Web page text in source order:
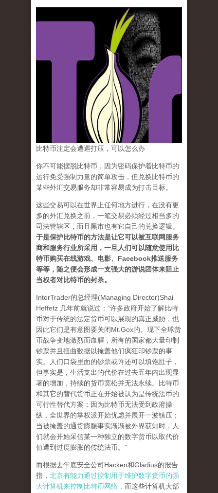
比特币注定会遭遇打压，可以怎么办
你不可能摆脱比特币，因为密码保护着比特币的
运行免受强制力量的简单攻击，但兑换比特币的
某些外汇交易服务却非常容易成为打击目标。
这些交易可以在世界上任何地方进行，在没有更
多的外汇兑换之前，一笔交易必须经过相当多的
司法管辖区，而且黑市也有它自己的兑换逻辑。
于是保护比特币的方法是让它可以被互联网服务
商和服务行业所采用，一旦人们可以随意使用比
特币购买在线游戏、电影、Facebook推送服务
等等，随之便会形成一支强大的游说团体来阻止
当权者对比特币的封杀。
InterTrader的总经理(Managing Director)Shai
Heffetz 几年前就说过：“许多政府开始了解比特
币对于传统的法定货币可以展现的真正威胁，也
因此它们是有意图要关闭Mt.Gox的。现下全球货
币战争变地激烈而血腥，所有的国家都大量印制
钞票并且扭曲数据以掩盖他们疯狂印钞票的事
实。人们口袋里面的钞票或许还可以填饱肚子，
但事实是，生活支出的代价在过去五年内出现显
著的增加，持续的货币宽松并无法永续。比特币
和其它的替代货币正在开始被认为是传统法币的
可行性替代方案；因为比特币无法受到政府操
纵，全世界的掌权派开始忧虑并展开一波镇压；
当被掩盖的通货膨脤事实渐渐被外界获知时，人
们就会开始采信某一种独立的数字货币以取代价
值遭到过度膨胀的传统法币。”
而根据去年底安全公司Hacken和Gladius的报告
指， 北京有能力通过控制用于维护数字货币的强
大计算机来控制比特币网络， 而这些计算机大部